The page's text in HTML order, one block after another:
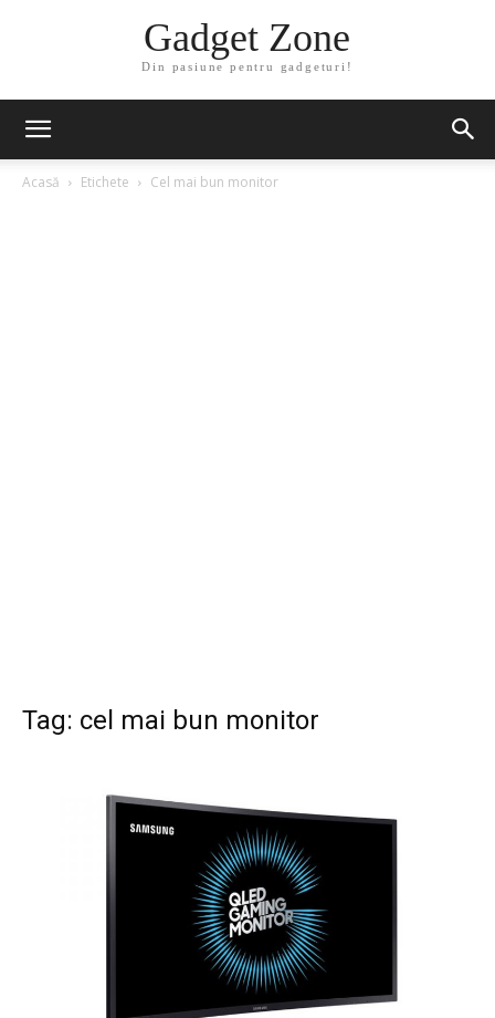
Gadget Zone
Din pasiune pentru gadgeturi!
Acasă Etichete Cel mai bun monitor
Tag: cel mai bun monitor